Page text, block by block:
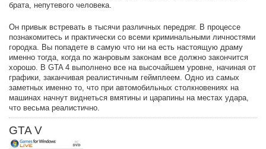
брата, непутевого человека.
Он привык встревать в тысячи различных передряг. В процессе
познакомитесь и практически со всеми криминальными личностями
городка. Вы попадете в самую что ни на есть настоящую драму
именно тогда, когда по жанровым законам все должно закончится
хорошо. В GTA 4 выполнено все на высочайшем уровне, начиная от
графики, заканчивая реалистичным геймплеем. Одно из самых
заметных именно то, что при автомобильных столкновениях на
машинах начнут виднеться вмятины и царапины на местах удара,
что весьма реалистично.
GTA V